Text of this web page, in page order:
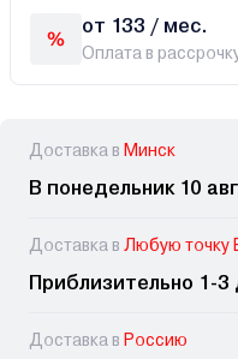
от 133 / мес.
Оплата в
Доставка в Минск
В понедельник 10
Доставка в Любую точку
Приблизительно 1-3
Доставка в Россию